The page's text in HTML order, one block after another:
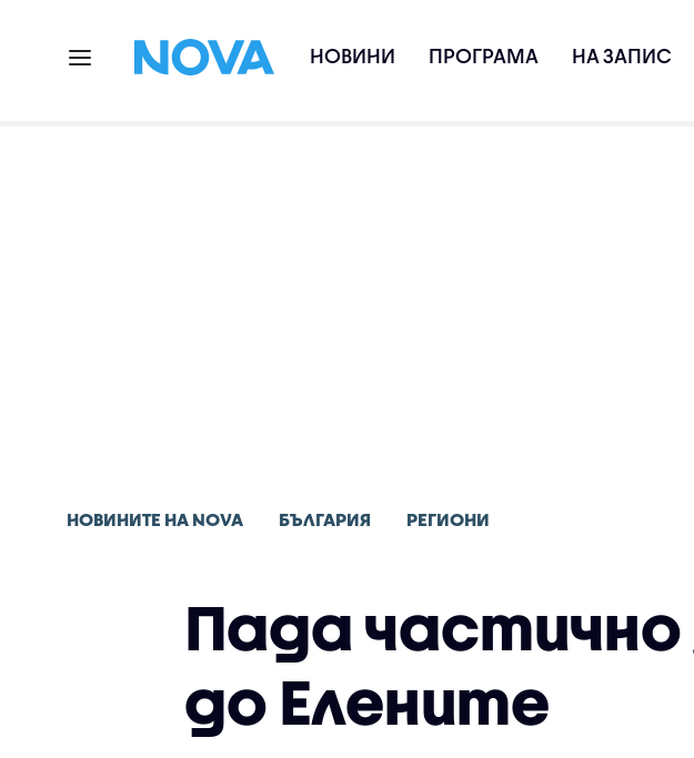
НОВИНИ ПРОГРАМА НА ЗАПИС
НОВИНИТЕ НА NOVA БЪЛГАРИЯ РЕГИОНИ
Пада
до Елените